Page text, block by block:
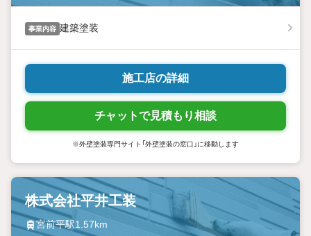
事業内容 建築塗装
施工店の詳細
チャットで見積もり相談
※外壁塗装専門サイト「外壁塗装の窓口」に移動します
株式会社平井工装
宮前平駅1.57km